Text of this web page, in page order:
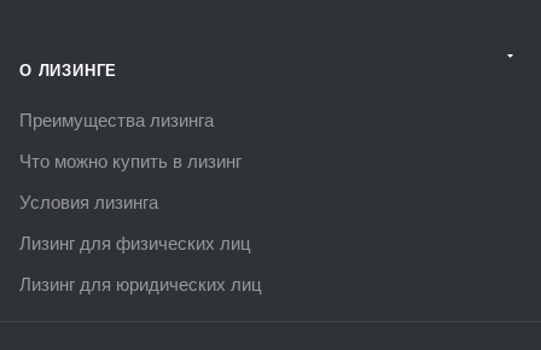
О ЛИЗИНГЕ
Преимущества лизинга
Что можно купить в лизинг
Условия лизинга
Лизинг для физических лиц
Лизинг для юридических лиц